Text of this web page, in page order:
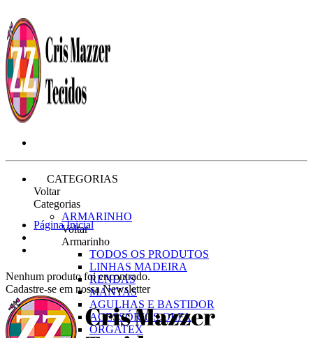
CATEGORIAS
Voltar
Categorias
ARMARINHO
Voltar
Armarinho
TODOS OS PRODUTOS
LINHAS MADEIRA
RENDAS
MANTAS
AGULHAS E BASTIDOR
ACESSÓRIOS OLFA
ORGATEX
Página Inicial
Nenhum produto foi encontrado.
Cadastre-se em nossa Newsletter